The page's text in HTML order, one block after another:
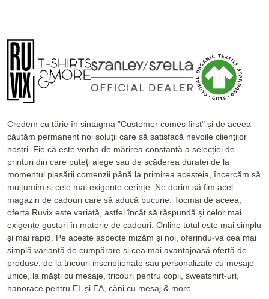
Credem cu tărie în sintagma "Customer comes first" și de aceea
căutăm permanent noi soluții care să satisfacă nevoile clienților
noștri. Fie că este vorba de mărirea constantă a selecției de
printuri din care puteți alege sau de scăderea duratei de la
momentul plasării comenzii până la primirea acesteia, încercăm să
mulțumim și cele mai exigente cerințe. Ne dorim să fim acel
magazin de cadouri care să aducă bucurie. Tocmai de aceea,
oferta Ruvix este variată, astfel încât să răspundă și celor mai
exigente gusturi în materie de cadouri. Online totul este mai simplu
și mai rapid. Pe aceste aspecte mizăm și noi, oferindu-va cea mai
simplă variantă de cumpărare și cea mai avantajoasă ofertă de
produse, de la tricouri inscripționate sau personalizate cu mesaje
unice, la măști cu mesaje, tricouri pentru copii, sweatshirt-uri,
hanorace pentru EL și EA, căni cu mesaj & more.